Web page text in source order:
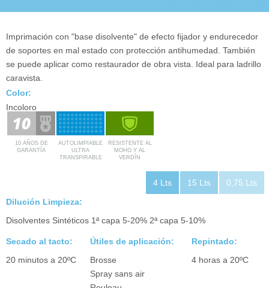
PRODUCTOS
DESCARGAS
Imprimación con "base disolvente" de efecto fijador y endurecedor
de soportes en mal estado con protección antihumedad. También
se puede aplicar como restaurador de obra vista. Ideal para ladrillo
caravista.
Color:
Incoloro
10 AÑOS DE
GARANTÍA
AUTOLIMPIABLE
ULTRA
TRANSPIRABLE
RESISTENTE AL
MOHO Y AL
VERDÍN
0,75 Lts
15 Lts
4 Lts
Dilución Limpieza:
Disolventes Sintéticos 1ª capa 5-20% 2ª capa 5-10%
Secado al tacto:
20 minutos a 20ºC
Útiles de aplicación:
Brosse
Spray sans air
Repintado:
4 horas a 20ºC